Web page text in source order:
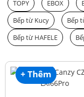
TOPY
EBOX
Bếp từ Kucy
Bếp
Bếp từ HAFELE
+ Thêm